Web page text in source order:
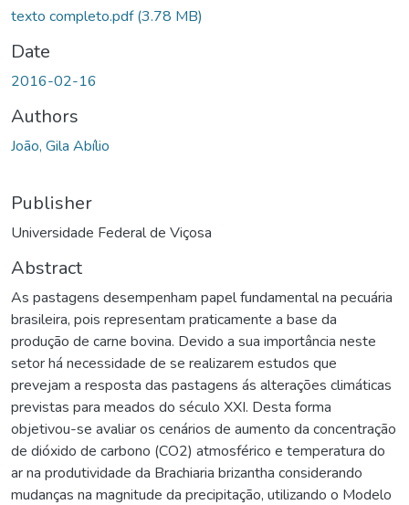
texto completo.pdf(3.78 MB)
Date
2016-02-16
Authors
João, Gila Abílio
Publisher
Universidade Federal de Viçosa
Abstract
As pastagens desempenham papel fundamental na pecuária
brasileira, pois representam praticamente a base da
produção de carne bovina. Devido a sua importância neste
setor há necessidade de se realizarem estudos que
prevejam a resposta das pastagens ás alterações climáticas
previstas para meados do século XXI. Desta forma
objetivou-se avaliar os cenários de aumento da concentração
de dióxido de carbono (CO2) atmosférico e temperatura do
ar na produtividade da Brachiaria brizantha considerando
mudanças na magnitude da precipitação, utilizando o Modelo